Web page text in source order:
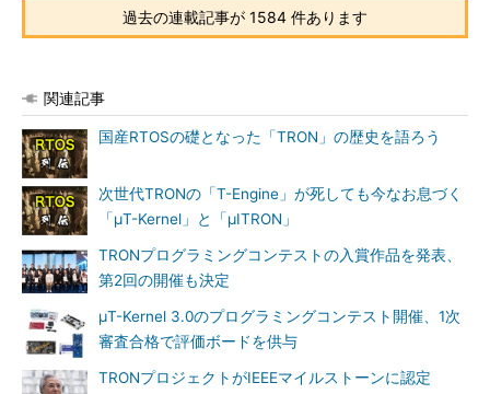
過去の連載記事が 1584 件あります
関連記事
国産RTOSの礎となった「TRON」の歴史を語ろう
次世代TRONの「T-Engine」が死しても今なお息づく
「μT-Kernel」と「μITRON」
TRONプログラミングコンテストの入賞作品を発表、
第2回の開催も決定
μT-Kernel 3.0のプログラミングコンテスト開催、1次
審査合格で評価ボードを供与
TRONプロジェクトがIEEEマイルストーンに認定